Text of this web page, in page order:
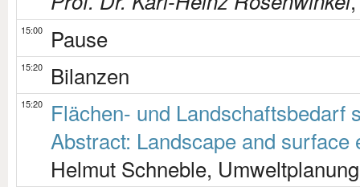
15:00 Pause
15:20 Bilanzen
15:20
Flächen- und Landschaftsbedarf
Abstract: Landscape and
Helmut Schneble,